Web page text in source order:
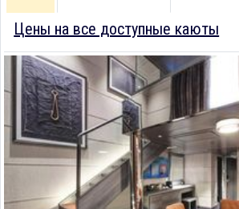
Цены на все доступные каюты